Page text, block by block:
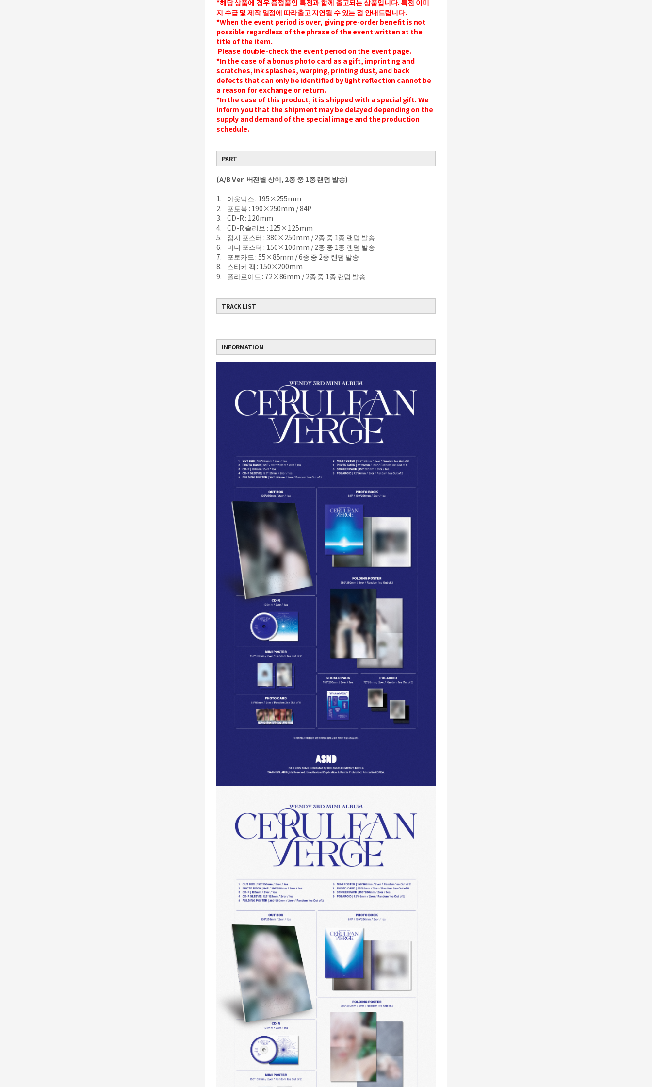
*해당 상품에 경우 증정품인 특전과 함께 출고되는 상품입니다. 특전 이미
지 수급 및 제작 일정에 따라출고 지연될 수 있는 점 안내드립니다.
*When the event period is over, giving pre-order benefit is not
possible regardless of the phrase of the event written at the
title of the item.
Please double-check the event period on the event page.
*In the case of a bonus photo card as a gift, imprinting and
scratches, ink splashes, warping, printing dust, and back
defects that can only be identified by light reflection cannot be
a reason for exchange or return.
*In the case of this product, it is shipped with a special gift. We
inform you that the shipment may be delayed depending on the
supply and demand of the special image and the production
schedule.
PART
(A/B Ver. 버전별 상이, 2종 중 1종 랜덤 발송)
1. 아웃박스 : 195×255mm
2. 포토북 : 190×250mm / 84P
3. CD-R : 120mm
4. CD-R 슬리브 : 125×125mm
5. 접지 포스터 : 380×250mm / 2종 중 1종 랜덤 발송
6. 미니 포스터 : 150×100mm / 2종 중 1종 랜덤 발송
7. 포토카드 : 55×85mm / 6종 중 2종 랜덤 발송
8. 스티커 팩 : 150×200mm
9. 폴라로이드 : 72×86mm / 2종 중 1종 랜덤 발송
TRACK LIST
INFORMATION